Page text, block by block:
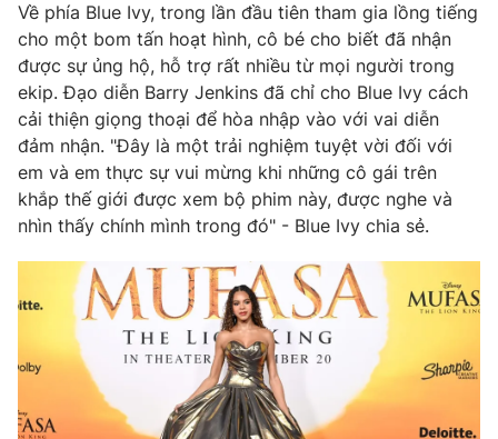
Chất lượng cuộc sống
Tuyển sinh
Học trực tuyến
Công nghệ
Hitech Công nghệ tương lai
Sản phẩm
Thị trường
Tư vấn
Giao lưu trực tuyến
Lịch phát sóng
Chuyên mục khác
Emagazine Podcast
Photo Infographic
Video Shorts video
Về phía Blue Ivy, trong lần đầu tiên tham gia lồng tiếng
cho một bom tấn hoạt hình, cô bé cho biết đã nhận
được sự ủng hộ, hỗ trợ rất nhiều từ mọi người trong
ekip. Đạo diễn Barry Jenkins đã chỉ cho Blue Ivy cách
cải thiện giọng thoại để hòa nhập vào với vai diễn
đảm nhận. "Đây là một trải nghiệm tuyệt vời đối với
em và em thực sự vui mừng khi những cô gái trên
khắp thế giới được xem bộ phim này, được nghe và
nhìn thấy chính mình trong đó" - Blue Ivy chia sẻ.